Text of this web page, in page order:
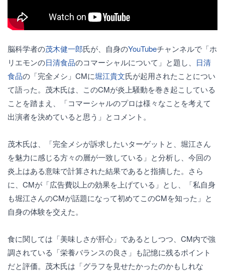
脳科学者の茂木健一郎氏が、自身のYouTubeチャンネルで「ホ
リエモンの日清食品のコマーシャルについて」と題し、 日清
食品の「完全メシ」CMに堀江貴文氏が起用されたことについ
て語った。茂木氏は、このCMが炎上騒動を巻き起こしている
ことを踏まえ、「コマーシャルのプロは様々なことを考えて
出演者を決めていると思う」とコメント。
茂木氏は、「完全メシが訴求したいターゲットと、堀江さん
を魅力に感じる方々の層が一致している」と分析し、今回の
炎上はある意味で計算された結果であると指摘した。さら
に、CMが「広告費以上の効果を上げている」とし、「私自身
も堀江さんのCMが話題になって初めてこのCMを知った」と
自身の体験を交えた。
食に関しては「美味しさが肝心」であるとしつつ、CM内で強
調されている「栄養バランスの良さ」も記憶に残るポイント
だと評価。茂木氏は「グラフを見せたかったのかもしれな